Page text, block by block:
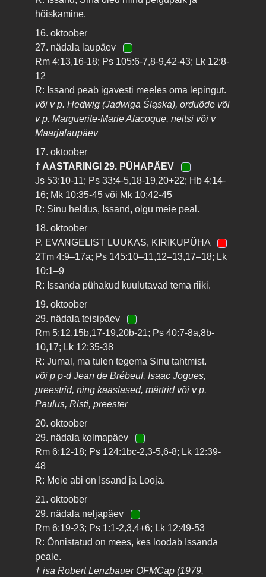
hõiskamine.
16. oktoober
27. nädala laupäev
Rm 4:13,16-18; Ps 105:6-7,8-9,42-43; Lk 12:8-
12
R: Issand peab igavesti meeles oma lepingut.
või v p. Hedwig (Jadwiga Śląska), orduõde või
v p. Marguerite-Marie Alacoque, neitsi või v
Maarjalaupäev
17. oktoober
† AASTARINGI 29. PÜHAPÄEV
Js 53:10-11; Ps 33:4-5,18-19,20+22; Hb 4:14-
16; Mk 10:35-45 või Mk 10:42-45
R: Sinu heldus, Issand, olgu meie peal.
18. oktoober
P. EVANGELIST LUUKAS, KIRIKUPÜHA
2Tm 4:9–17a; Ps 145:10–11,12–13,17–18; Lk
10:1–9
R: Issanda pühakud kuulutavad tema riiki.
19. oktoober
29. nädala teisipäev
Rm 5:12,15b,17-19,20b-21; Ps 40:7-8a,8b-
10,17; Lk 12:35-38
R: Jumal, ma tulen tegema Sinu tahtmist.
või p p-d Jean de Brébeuf, Isaac Jogues,
preestrid, ning kaaslased, märtrid või v p.
Paulus, Risti, preester
20. oktoober
29. nädala kolmapäev
Rm 6:12-18; Ps 124:1bc-2,3-5,6-8; Lk 12:39-
48
R: Meie abi on Issand ja Looja.
21. oktoober
29. nädala neljapäev
Rm 6:19-23; Ps 1:1-2,3,4+6; Lk 12:49-53
R: Õnnistatud on mees, kes loodab Issanda
peale.
† isa Robert Lenzbauer OFMCap (1979,